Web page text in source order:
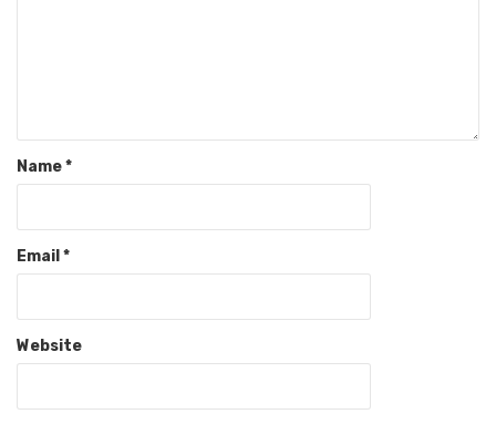
Name*
Email *
Website